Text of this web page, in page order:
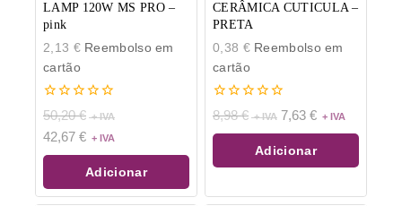
LAMP 120W MS PRO –
pink
2,13 €Reembolso em
cartão
0
de
5
50,20€
42,67 €
Adicionar
CERÂMICA CUTICULA –
PRETA
0,38 €Reembolso em
cartão
0
de
5
8,98€ 7,63 €
Adicionar